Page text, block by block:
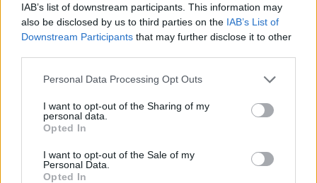
IAB’s list of downstream participants. This information may
also be disclosed by us to third parties on the IAB’s List of
Downstream Participants that may further disclose it to other
Please note that this website/app uses one or more Google
not limited to your visit or usage behaviour. You may click to
grant or deny consent to Google and its third-party tags to
use your data for below specified purposes in below Google
consent section.
Personal Data Processing Opt Outs
I want to opt-out of the Sharing of my
personal data.
Opted In
I want to opt-out of the Sale of my
Personal Data.
Opted In
a pénzügyminiszter Kármán András lesz,
a gazdasági- és energetikai miniszter
Kapitány István,